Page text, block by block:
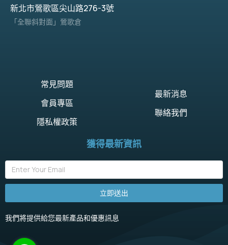
新北市鶯歌區尖山路276-3號
「全聯斜對面」鶯歌倉
常見問題
會員專區
隱私權政策
最新消息
聯絡我們
獲得最新資訊
立即送出
我們將提供給您最新產品和優惠訊息